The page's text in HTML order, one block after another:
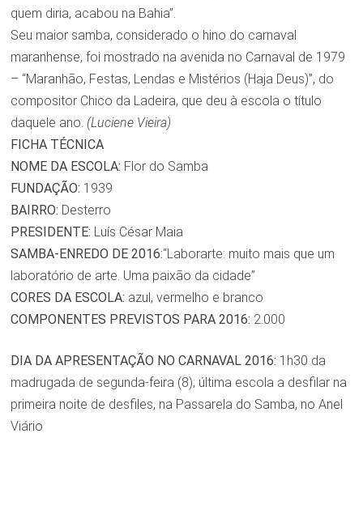
quem diria, acabou na Bahia”.
Seu maior samba, considerado o hino do carnaval
maranhense, foi mostrado na avenida no Carnaval de 1979
– “Maranhão, Festas, Lendas e Mistérios (Haja Deus)”, do
compositor Chico da Ladeira, que deu à escola o título
daquele ano. (Luciene Vieira)
FICHA TÉCNICA
NOME DA ESCOLA: Flor do Samba
FUNDAÇÃO: 1939
BAIRRO: Desterro
PRESIDENTE: Luís César Maia
SAMBA-ENREDO DE 2016:“Laborarte: muito mais que um
laboratório de arte. Uma paixão da cidade”
CORES DA ESCOLA: azul, vermelho e branco
COMPONENTES PREVISTOS PARA 2016: 2.000
DIA DA APRESENTAÇÃO NO CARNAVAL 2016: 1h30 da
madrugada de segunda-feira (8); última escola a desfilar na
primeira noite de desfiles, na Passarela do Samba, no Anel
Viário